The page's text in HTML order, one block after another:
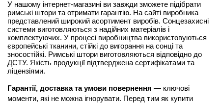
У нашому інтернет-магазині ви завжди зможете підібрати
римські штори та отримати гарантію. На сайті виробника
представлений широкий асортимент виробів. Сонцезахисні
системи виготовляються з надійних матеріалів і
комплектуючих. У процесі виробництва використовуються
європейські тканини, стійкі до вигорання на сонці та
зносостійкі. Римські штори виготовляються відповідно до
ДСТУ. Якість продукції підтверджена сертифікатами та
ліцензіями.
Гарантії, доставка та умови повернення — ключові
моменти, які не можна ігнорувати. Перед тим як купити